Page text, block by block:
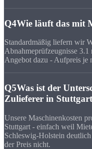
Q4Wie läuft das mit
Standardmäßig liefern wir
Abnahmeprüfzeugnisse
Angebot dazu - Aufpreis je
Q5Was ist der
Zulieferer in
Unsere Maschinenkosten
Stuttgart - einfach weil
Schleswig-Holstein
der Preis nicht.